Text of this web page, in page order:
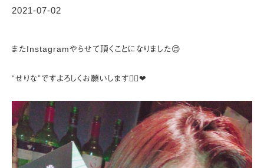
2021-07-02
またInstagramやらせて頂くことになりました😌
“せりな”ですよろしくお願いします😮‍💨❤︎